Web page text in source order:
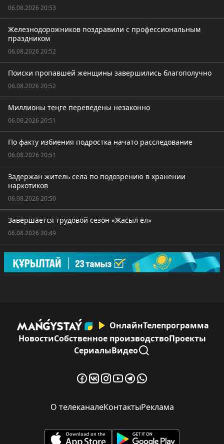
06.08.2026 20:53
Железнодорожников поздравили с профессиональным
праздником
06.08.2026 20:52
Поиски пропавшей женщины завершились благополучно
06.08.2026 20:52
Миллионы теңге переведены незаконно
06.08.2026 20:51
По факту избиения подростка начато расследование
06.08.2026 20:51
Задержан житель села по подозрению в хранении
наркотиков
06.08.2026 20:50
Завершается трудовой сезон «Жасыл ел»
06.08.2026 20:49
ОнлайнТелепрограмма
НовостиСобственное производствоПроекты
СериалыВидео
О телеканалеКонтактыРеклама